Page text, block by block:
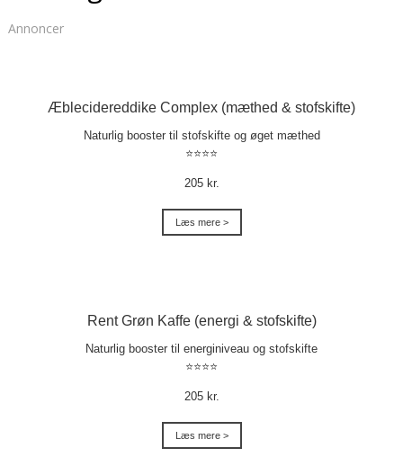
Annoncer
Æblecidereddike Complex (mæthed & stofskifte)
Naturlig booster til stofskifte og øget mæthed
⭐⭐⭐⭐
205 kr.
Læs mere >
Rent Grøn Kaffe (energi & stofskifte)
Naturlig booster til energiniveau og stofskifte
⭐⭐⭐⭐
205 kr.
Læs mere >